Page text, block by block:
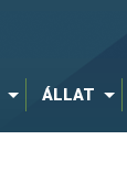
ÁLLAT